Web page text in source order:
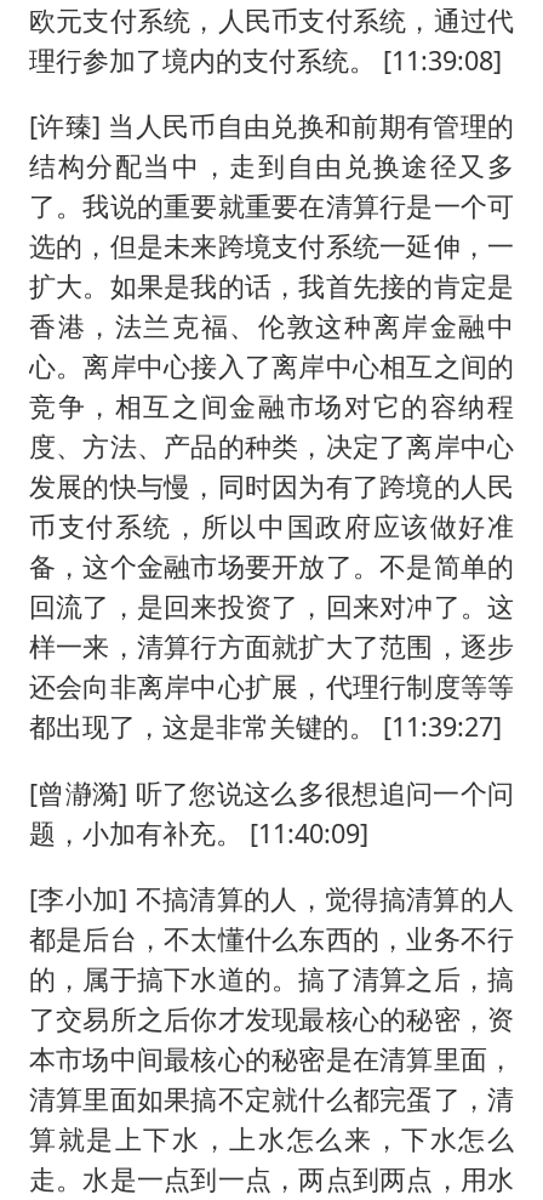
欧元支付系统，人民币支付系统，通过代
理行参加了境内的支付系统。 [11:39:08]
[许臻] 当人民币自由兑换和前期有管理的
结构分配当中，走到自由兑换途径又多
了。我说的重要就重要在清算行是一个可
选的，但是未来跨境支付系统一延伸，一
扩大。如果是我的话，我首先接的肯定是
香港，法兰克福、伦敦这种离岸金融中
心。离岸中心接入了离岸中心相互之间的
竞争，相互之间金融市场对它的容纳程
度、方法、产品的种类，决定了离岸中心
发展的快与慢，同时因为有了跨境的人民
币支付系统，所以中国政府应该做好准
备，这个金融市场要开放了。不是简单的
回流了，是回来投资了，回来对冲了。这
样一来，清算行方面就扩大了范围，逐步
还会向非离岸中心扩展，代理行制度等等
都出现了，这是非常关键的。 [11:39:27]
[曾瀞漪] 听了您说这么多很想追问一个问
题，小加有补充。 [11:40:09]
[李小加] 不搞清算的人，觉得搞清算的人
都是后台，不太懂什么东西的，业务不行
的，属于搞下水道的。搞了清算之后，搞
了交易所之后你才发现最核心的秘密，资
本市场中间最核心的秘密是在清算里面，
清算里面如果搞不定就什么都完蛋了，清
算就是上下水，上水怎么来，下水怎么
走。水是一点到一点，两点到两点，用水